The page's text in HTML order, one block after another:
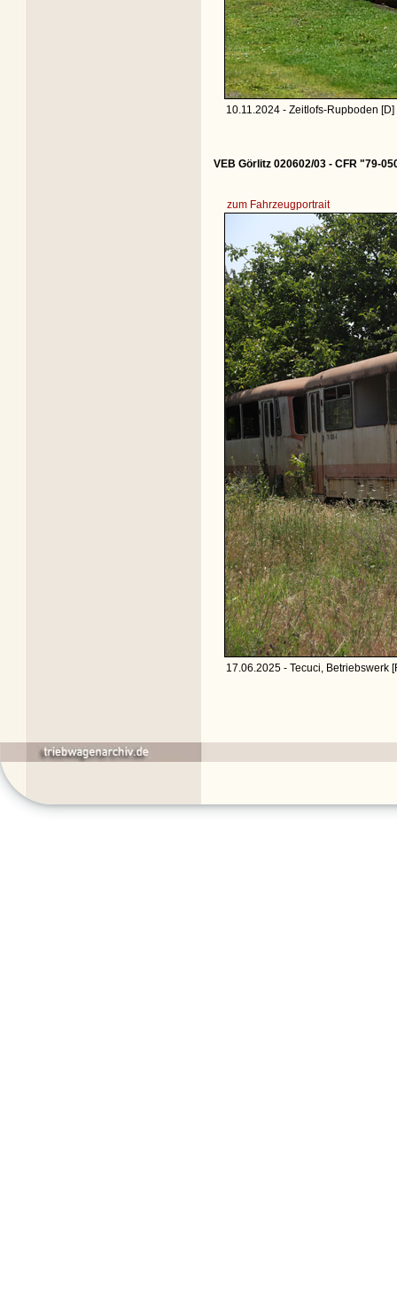
10.11.2024 - Zeitlofs-Rupboden [D]
VEB Görlitz 020602/03 - CFR "79-
zum Fahrzeugportrait
17.06.2025 - Tecuci, Betriebswerk